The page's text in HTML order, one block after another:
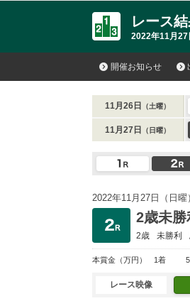
レース
2022年11月27
開催お知らせ
11月26日 （土曜）
11月27日 （日曜）
2022年11月27日（日曜
2歳未勝
2歳 未勝利
本賞金 （万円） 1着
レース映像